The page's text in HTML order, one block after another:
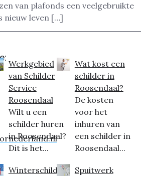
van plafonds een veelgebruikte
nieuw leven […]
Werkgebied
van Schilder
Service
Roosendaal
Wilt u een
schilder huren
in Roosendaal?
Dit is het...
Winterschilder
Wat kost een
schilder in
Roosendaal?
De kosten
voor het
inhuren van
een schilder in
Roosendaal...
Spuitwerk